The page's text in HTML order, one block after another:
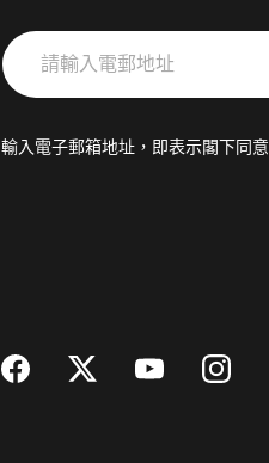
請
輸
郵
輸入電子郵箱地址，即表示閣下同意